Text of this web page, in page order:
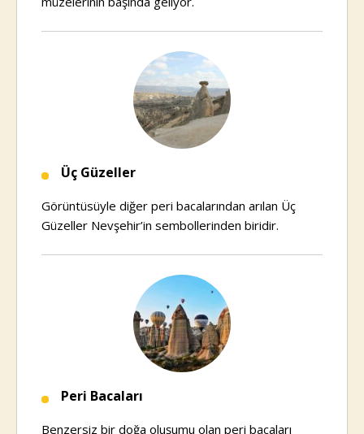
Üç Güzeller
Görüntüsüyle diğer peri bacalarından arılan Üç
Güzeller Nevşehir’in sembollerinden biridir.
Peri Bacaları
Benzersiz bir doğa oluşumu olan peri bacaları